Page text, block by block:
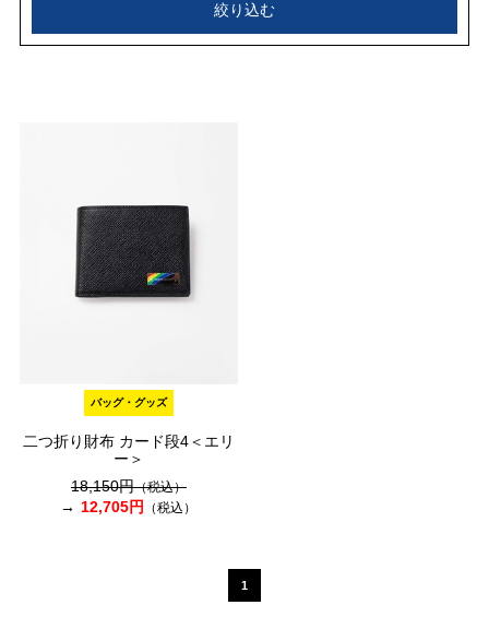
絞り込む
バッグ・グッズ
二つ折り財布 カード段4＜エリ
ー＞
18,150円（税込）
12,705円 （税込）
1